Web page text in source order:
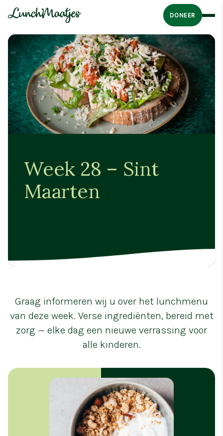
DONEER
Week 28 – Sint
Maarten
Graag informeren wij u over het lunchmenu
van deze week. Verse ingrediënten, bereid met
zorg — elke dag een nieuwe verrassing voor
alle kinderen.